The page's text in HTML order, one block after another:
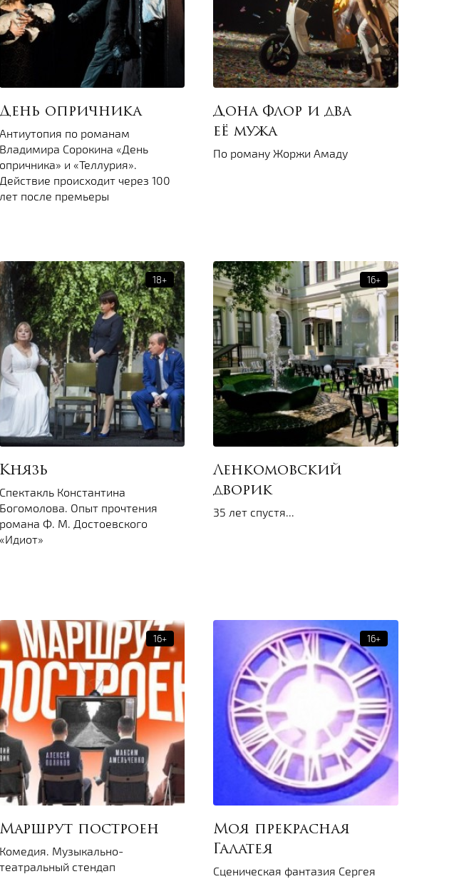
День опричника
Антиутопия по романам
Владимира Сорокина «День
опричника» и «Теллурия».
Действие происходит через 100
лет после премьеры
Дона Флор и два
её мужа
По роману Жоржи Амаду
Князь
Спектакль Константина
Богомолова. Опыт прочтения
романа Ф. М. Достоевского
«Идиот»
Ленкомовский
дворик
35 лет спустя...
Маршрут построен
Комедия. Музыкально-
театральный стендап
Моя прекрасная
Галатея
Сценическая фантазия Сергея